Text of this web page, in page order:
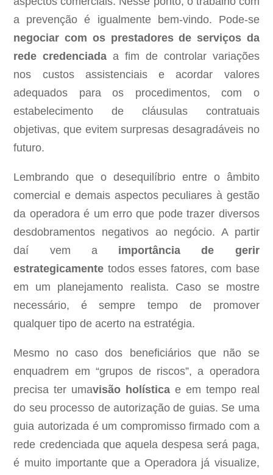
a prevenção é igualmente bem-vindo. Pode-se
negociar com os prestadores de serviços da
rede credenciada a fim de controlar variações
nos custos assistenciais e acordar valores
adequados para os procedimentos, com o
estabelecimento de cláusulas contratuais
objetivas, que evitem surpresas desagradáveis no
futuro.
Lembrando que o desequilíbrio entre o âmbito
comercial e demais aspectos peculiares à gestão
da operadora é um erro que pode trazer diversos
desdobramentos negativos ao negócio. A partir
daí vem a importância de gerir
estrategicamente todos esses fatores, com base
em um planejamento realista. Caso se mostre
necessário, é sempre tempo de promover
qualquer tipo de acerto na estratégia.
Mesmo no caso dos beneficiários que não se
enquadrem em “grupos de riscos”, a operadora
precisa ter umavisão holística e em tempo real
do seu processo de autorização de guias. Se uma
guia autorizada é um compromisso firmado com a
rede credenciada que aquela despesa será paga,
é muito importante que a Operadora já visualize,